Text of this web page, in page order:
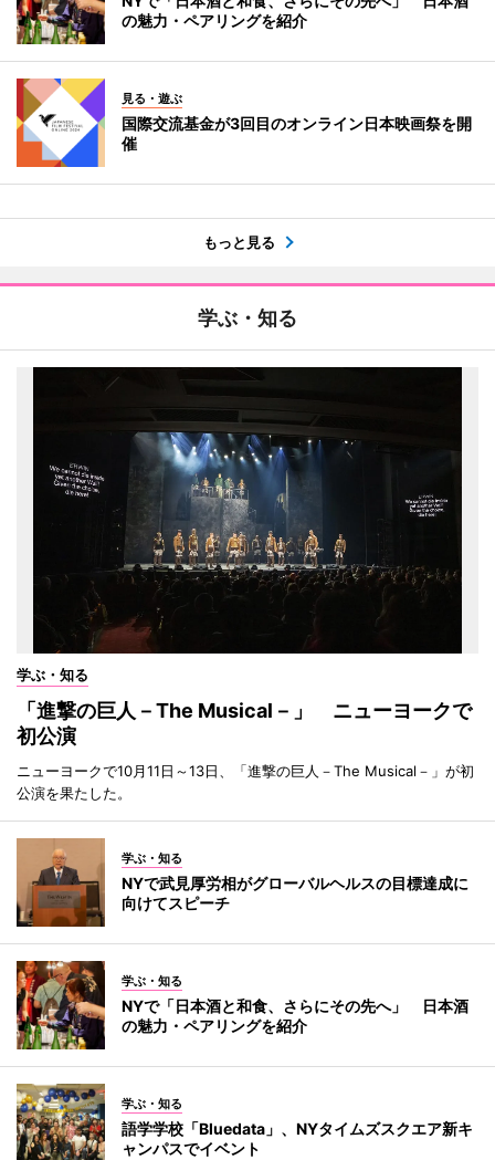
の魅力・ペアリングを紹介
見る・遊ぶ
国際交流基金が3回目のオンライン日本映画祭を開
催
もっと見る
学ぶ・知る
学ぶ・知る
「進撃の巨人－The Musical－」 ニューヨークで
初公演
ニューヨークで10月11日～13日、「進撃の巨人－The Musical－」が初
公演を果たした。
学ぶ・知る
NYで武見厚労相がグローバルヘルスの目標達成に
向けてスピーチ
学ぶ・知る
NYで「日本酒と和食、さらにその先へ」 日本酒
の魅力・ペアリングを紹介
学ぶ・知る
語学学校「Bluedata」、NYタイムズスクエア新キ
ャンパスでイベント